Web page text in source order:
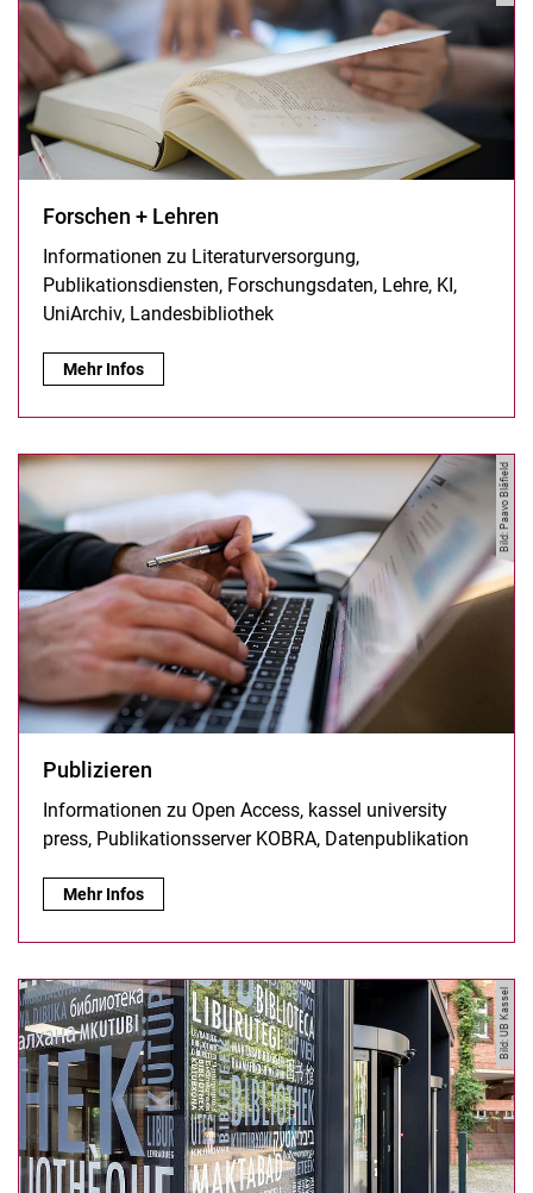
Forschen + Lehren
Informationen zu Literaturversorgung,
Publikationsdiensten, Forschungsdaten, Lehre, KI,
UniArchiv, Landesbibliothek
Forschen + Lehren:
Mehr Infos
Bild: Paavo Blåfield
Publizieren
Informationen zu Open Access, kassel university
press, Publikationsserver KOBRA, Datenpublikation
Publizieren:
Mehr Infos
Bild: UB Kassel